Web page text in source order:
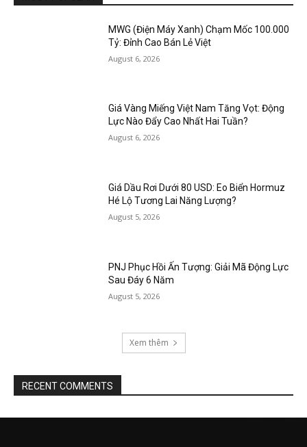
MWG (Điện Máy Xanh) Chạm Mốc 100.000
Tỷ: Đỉnh Cao Bán Lẻ Việt
August 6, 2026
Giá Vàng Miếng Việt Nam Tăng Vọt: Động
Lực Nào Đẩy Cao Nhất Hai Tuần?
August 6, 2026
Giá Dầu Rơi Dưới 80 USD: Eo Biển Hormuz
Hé Lộ Tương Lai Năng Lượng?
August 5, 2026
PNJ Phục Hồi Ấn Tượng: Giải Mã Động Lực
Sau Đáy 6 Năm
August 5, 2026
Xem thêm
RECENT COMMENTS